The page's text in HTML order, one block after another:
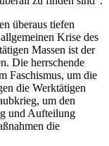
überaus tiefen
Krise des
Massen ist der
Die herrschende
Faschismus, um die
die Werktätigen
um den
und Aufteilung
die